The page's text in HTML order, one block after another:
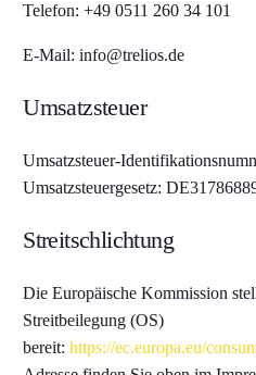
Telefon: +49 0511 260 34 101
E-Mail: info@trelios.de
Umsatzsteuer
Umsatzsteuer-
Umsatzsteuergesetz:
Streitschlichtung
Die Europäische Kommission
Streitbeilegung (OS)
bereit:https://ec.europa.eu/